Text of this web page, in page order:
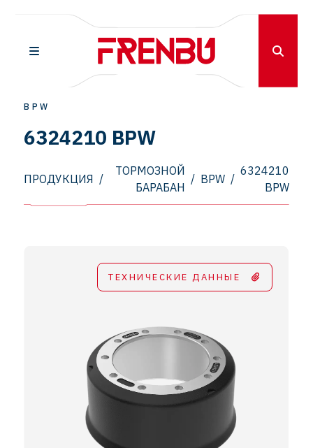
BPW
6324210 BPW
ПРОДУКЦИЯ /
ТОРМОЗНОЙ
БАРАБАН
/ BPW /
6324210
BPW
ТЕХНИЧЕСКИЕ ДАННЫЕ